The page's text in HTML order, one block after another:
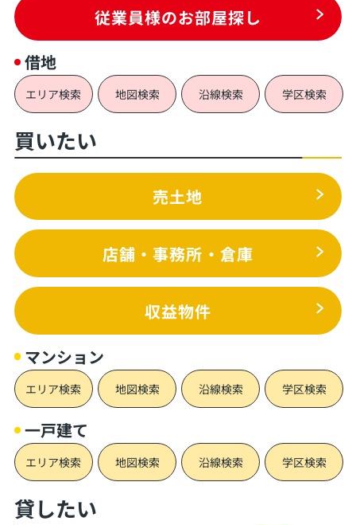
従業員様のお部屋探し
借地
エリア検索 地図検索 沿線検索 学区検索
買いたい
売土地
店舗・事務所・倉庫
収益物件
マンション
エリア検索 地図検索 沿線検索 学区検索
一戸建て
エリア検索 地図検索 沿線検索 学区検索
貸したい